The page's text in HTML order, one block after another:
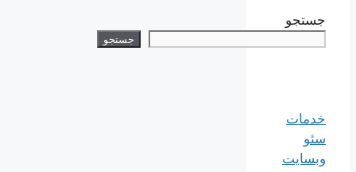
جستجو
جستجو
خدمات
سئو
وبسایت